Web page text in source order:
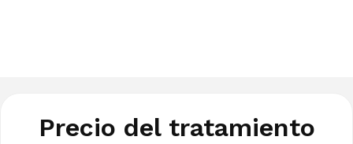
Precio del tratamiento